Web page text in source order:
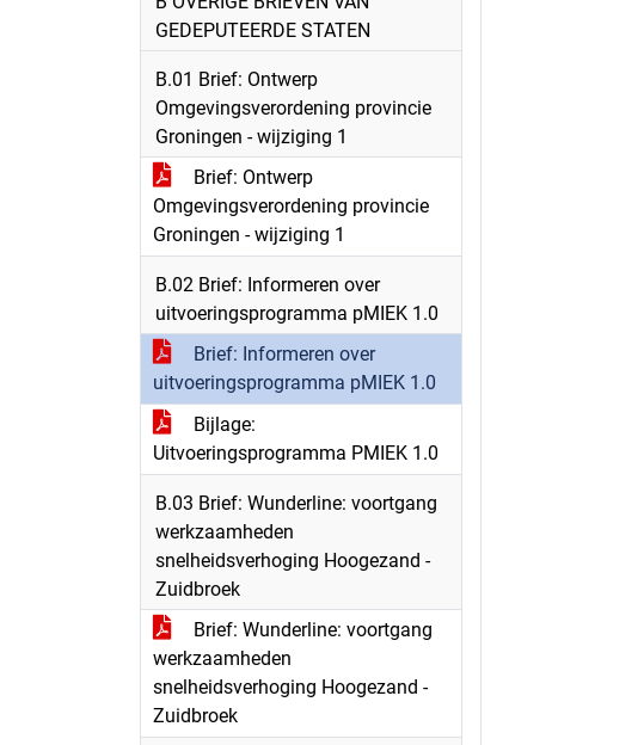
GEDEPUTEERDE STATEN
B.01 Brief: Ontwerp
Omgevingsverordening provincie
Groningen - wijziging 1
Brief: Ontwerp
Omgevingsverordening provincie
Groningen - wijziging 1
B.02 Brief: Informeren over
uitvoeringsprogramma pMIEK 1.0
Brief: Informeren over
uitvoeringsprogramma pMIEK 1.0
Bijlage:
Uitvoeringsprogramma PMIEK 1.0
B.03 Brief: Wunderline: voortgang
werkzaamheden
snelheidsverhoging Hoogezand -
Zuidbroek
Brief: Wunderline: voortgang
werkzaamheden
snelheidsverhoging Hoogezand -
Zuidbroek